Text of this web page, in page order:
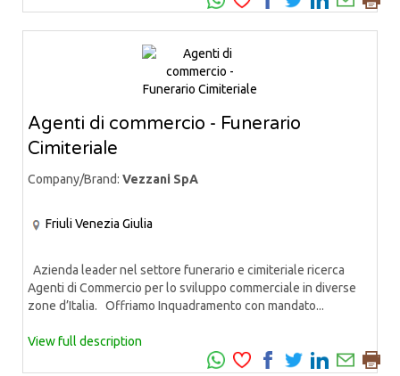
Agenti di commercio - Funerario
Cimiteriale
Company/Brand: Vezzani SpA
Friuli Venezia Giulia
Azienda leader nel settore funerario e cimiteriale ricerca
Agenti di Commercio per lo sviluppo commerciale in diverse
zone d’Italia. Offriamo Inquadramento con mandato...
View full description